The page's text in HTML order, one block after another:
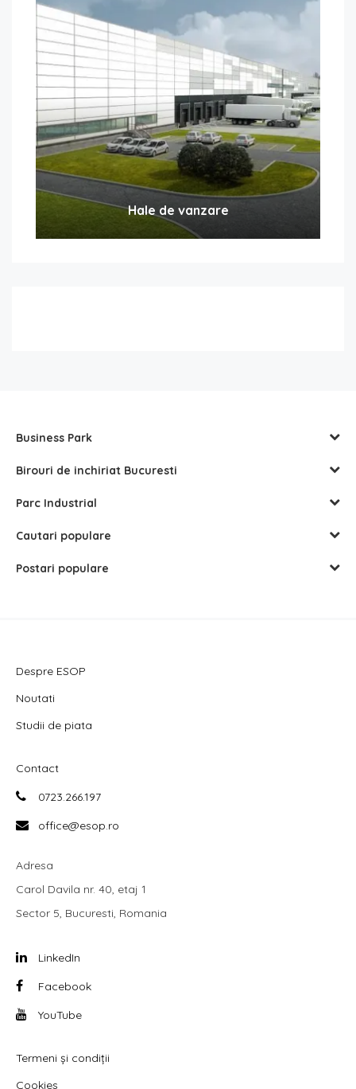
Hale de vanzare
Business Park
Birouri de inchiriat Bucuresti
Parc Industrial
Cautari populare
Postari populare
Despre ESOP
Noutati
Studii de piata
Contact
0723.266.197
office@esop.ro
Adresa
Carol Davila nr. 40, etaj 1
Sector 5, Bucuresti, Romania
LinkedIn
Facebook
YouTube
Termeni și condiții
Cookies